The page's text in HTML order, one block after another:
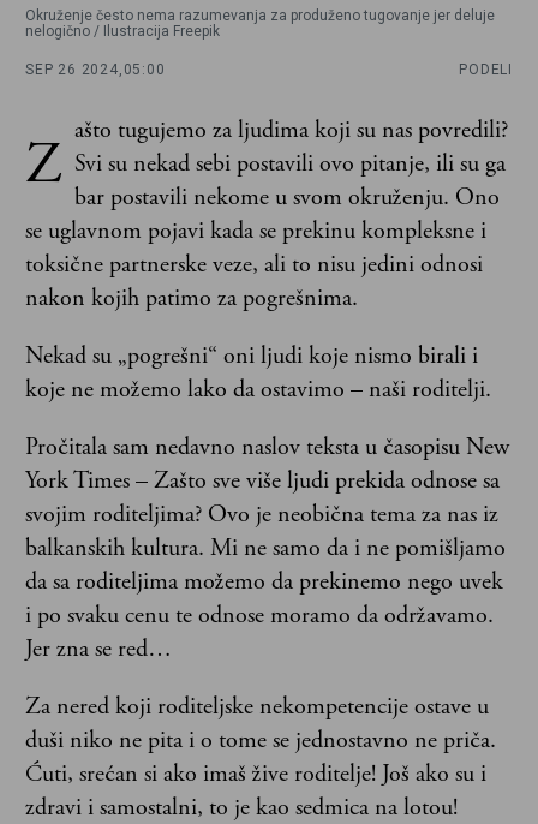
Okruženje često nema razumevanja za produženo tugovanje jer deluje
nelogično / Ilustracija Freepik
SEP 26 2024, 05:00 PODELI
Z ašto tugujemo za ljudima koji su nas povredili?
Svi su nekad sebi postavili ovo pitanje, ili su ga
bar postavili nekome u svom okruženju. Ono
se uglavnom pojavi kada se prekinu kompleksne i
toksične partnerske veze, ali to nisu jedini odnosi
nakon kojih patimo za pogrešnima.
Nekad su „pogrešni“ oni ljudi koje nismo birali i
koje ne možemo lako da ostavimo – naši roditelji.
Pročitala sam nedavno naslov teksta u časopisu New
York Times – Zašto sve više ljudi prekida odnose sa
svojim roditeljima? Ovo je neobična tema za nas iz
balkanskih kultura. Mi ne samo da i ne pomišljamo
da sa roditeljima možemo da prekinemo nego uvek
i po svaku cenu te odnose moramo da održavamo.
Jer zna se red…
Za nered koji roditeljske nekompetencije ostave u
duši niko ne pita i o tome se jednostavno ne priča.
Ćuti, srećan si ako imaš žive roditelje! Još ako su i
zdravi i samostalni, to je kao sedmica na lotou!